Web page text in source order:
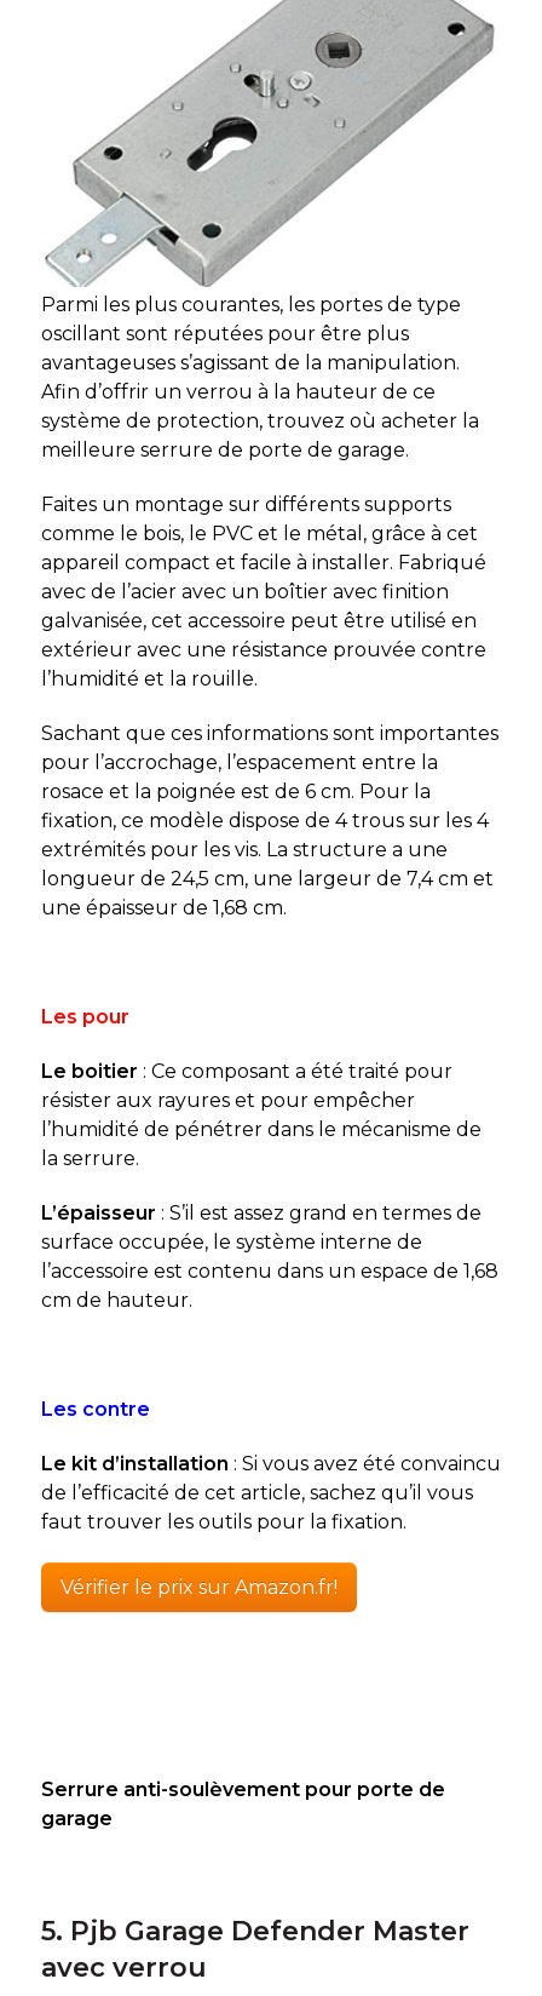
Parmi les plus courantes, les portes de type
oscillant sont réputées pour être plus
avantageuses s’agissant de la manipulation.
Afin d’offrir un verrou à la hauteur de ce
système de protection, trouvez où acheter la
meilleure serrure de porte de garage.
Faites un montage sur différents supports
comme le bois, le PVC et le métal, grâce à cet
appareil compact et facile à installer. Fabriqué
avec de l’acier avec un boîtier avec finition
galvanisée, cet accessoire peut être utilisé en
extérieur avec une résistance prouvée contre
l’humidité et la rouille.
Sachant que ces informations sont importantes
pour l’accrochage, l’espacement entre la
rosace et la poignée est de 6 cm. Pour la
fixation, ce modèle dispose de 4 trous sur les 4
extrémités pour les vis. La structure a une
longueur de 24,5 cm, une largeur de 7,4 cm et
une épaisseur de 1,68 cm.
Les pour
Le boitier : Ce composant a été traité pour
résister aux rayures et pour empêcher
l’humidité de pénétrer dans le mécanisme de
la serrure.
L’épaisseur : S’il est assez grand en termes de
surface occupée, le système interne de
l’accessoire est contenu dans un espace de 1,68
cm de hauteur.
Les contre
Le kit d’installation : Si vous avez été convaincu
de l’efficacité de cet article, sachez qu’il vous
faut trouver les outils pour la fixation.
Vérifier le prix sur Amazon.fr!
Serrure anti-soulèvement pour porte de
garage
5. Pjb Garage Defender Master
avec verrou